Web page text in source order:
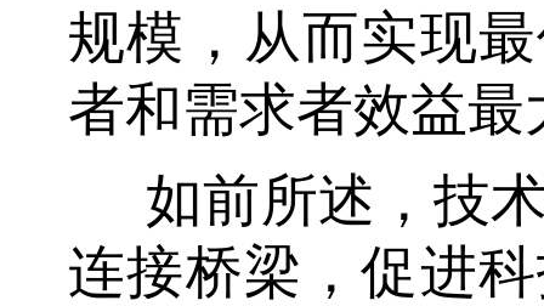
规模，从而实现
者和需求者效益
如前所述，技
连接桥梁，促进